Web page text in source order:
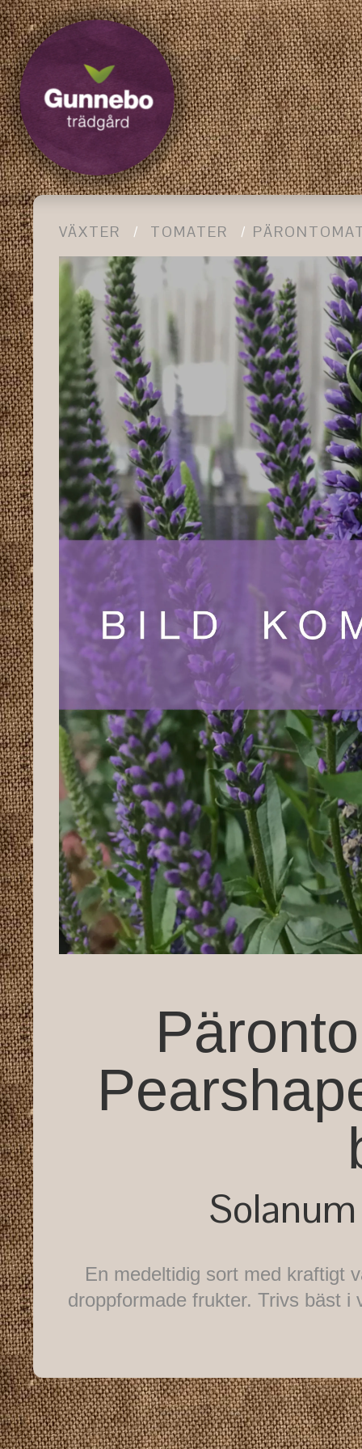
VÄXTER TOMATER
En medeltidig sort med kraftigt
droppformade frukter. Trivs bäst